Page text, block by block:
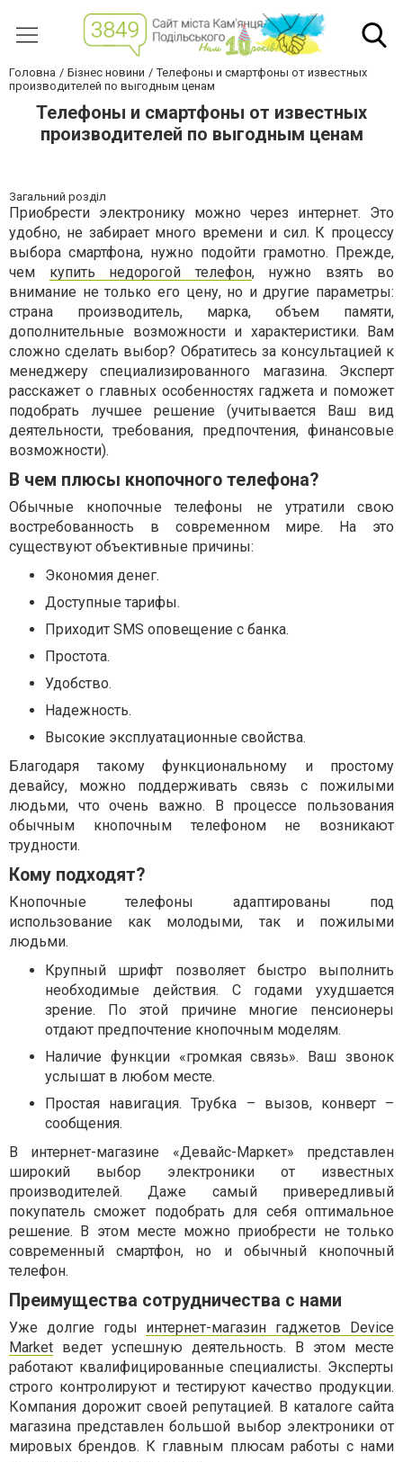
Головна Бізнес новини
Телефоны и смартфоны от известных
производителей по выгодным ценам
Телефоны и смартфоны от известных
производителей по выгодным ценам
Загальний розділ
Приобрести электронику можно через интернет. Это
удобно, не забирает много времени и сил. К процессу
выбора смартфона, нужно подойти грамотно. Прежде,
чем купить недорогой телефон, нужно взять во
внимание не только его цену, но и другие параметры:
страна производитель, марка, объем памяти,
дополнительные возможности и характеристики. Вам
сложно сделать выбор? Обратитесь за консультацией к
менеджеру специализированного магазина. Эксперт
расскажет о главных особенностях гаджета и поможет
подобрать лучшее решение (учитывается Ваш вид
деятельности, требования, предпочтения, финансовые
возможности).
В чем плюсы кнопочного телефона?
Обычные кнопочные телефоны не утратили свою
востребованность в современном мире. На это
существуют объективные причины:
Экономия денег.
Доступные тарифы.
Приходит SMS оповещение с банка.
Простота.
Удобство.
Надежность.
Высокие эксплуатационные свойства.
Благодаря такому функциональному и простому
девайсу, можно поддерживать связь с пожилыми
людьми, что очень важно. В процессе пользования
обычным кнопочным телефоном не возникают
трудности.
Кому подходят?
Кнопочные телефоны адаптированы под
использование как молодыми, так и пожилыми
людьми.
Крупный шрифт позволяет быстро выполнить
необходимые действия. С годами ухудшается
зрение. По этой причине многие пенсионеры
отдают предпочтение кнопочным моделям.
Наличие функции «громкая связь». Ваш звонок
услышат в любом месте.
Простая навигация. Трубка – вызов, конверт –
сообщения.
В интернет-магазине «Девайс-Маркет» представлен
широкий выбор электроники от известных
производителей. Даже самый привередливый
покупатель сможет подобрать для себя оптимальное
решение. В этом месте можно приобрести не только
современный смартфон, но и обычный кнопочный
телефон.
Преимущества сотрудничества с нами
Уже долгие годы интернет-магазин гаджетов Device
Market ведет успешную деятельность. В этом месте
работают квалифицированные специалисты. Эксперты
строго контролируют и тестируют качество продукции.
Компания дорожит своей репутацией. В каталоге сайта
магазина представлен большой выбор электроники от
мировых брендов. К главным плюсам работы с нами